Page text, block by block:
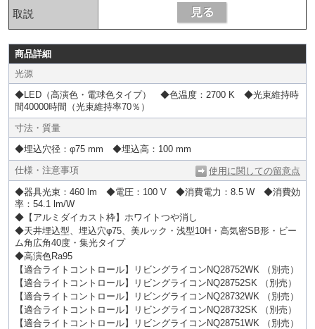
取説
商品詳細
光源
◆LED（高演色・電球色タイプ） ◆色温度：2700 K ◆光束維持時
間40000時間（光束維持率70％）
寸法・質量
◆埋込穴径：φ75 mm ◆埋込高：100 mm
仕様・注意事項
使用に関しての留意点
◆器具光束：460 lm ◆電圧：100 V ◆消費電力：8.5 W ◆消費効
率：54.1 lm/W
◆【アルミダイカスト枠】ホワイトつや消し
◆天井埋込型、埋込穴φ75、美ルック・浅型10H・高気密SB形・ビー
ム角広角40度・集光タイプ
◆高演色Ra95
【適合ライトコントロール】リビングライコンNQ28752WK （別売）
【適合ライトコントロール】リビングライコンNQ28752SK （別売）
【適合ライトコントロール】リビングライコンNQ28732WK （別売）
【適合ライトコントロール】リビングライコンNQ28732SK （別売）
【適合ライトコントロール】リビングライコンNQ28751WK （別売）